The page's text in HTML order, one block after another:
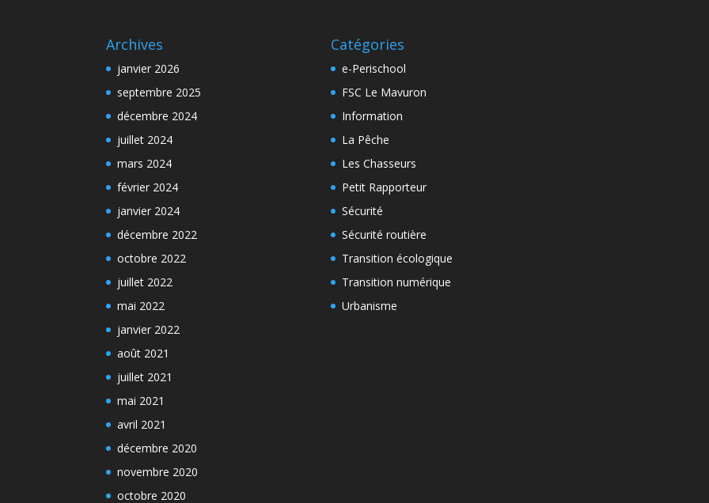
Archives
janvier 2026
septembre 2025
décembre 2024
juillet 2024
mars 2024
février 2024
janvier 2024
décembre 2022
octobre 2022
juillet 2022
mai 2022
janvier 2022
août 2021
juillet 2021
mai 2021
avril 2021
décembre 2020
novembre 2020
octobre 2020
Catégories
e-Perischool
FSC Le Mavuron
Information
La Pêche
Les Chasseurs
Petit Rapporteur
Sécurité
Sécurité routière
Transition écologique
Transition numérique
Urbanisme